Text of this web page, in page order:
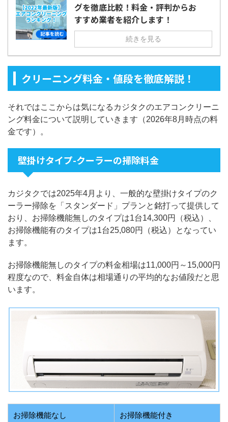
グを徹底比較！料金・評判からお
すすめ業者を紹介します！
続きを見る
クリーニング料金・値段を徹底解説！
それではここからは気になるカジタクのエアコンクリーニ
ング料金について説明していきます（2026年8月時点の料
金です）。
壁掛けタイプ-クーラーの掃除料金
カジタクでは2025年4月より、一般的な壁掛けタイプのク
ーラー掃除を「スタンダード」プランと銘打って提供して
おり、お掃除機能無しのタイプは1台14,300円（税込）、
お掃除機能有のタイプは1台25,080円（税込）となってい
ます。
お掃除機能無しのタイプの料金相場は11,000円～15,000円
程度なので、料金自体は相場通りの平均的なお値段だと思
います。
お掃除機能なし お掃除機能付き